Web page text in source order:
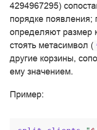
4294967295)
порядке
определяют размер
стоять метасимвол (
другие корзины,
ему значением.
Пример: